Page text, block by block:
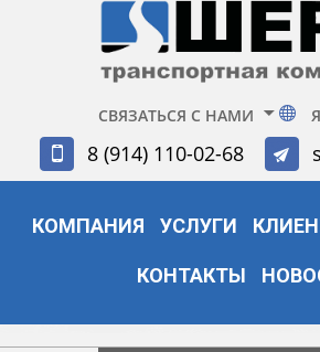
СВЯЗАТЬСЯ С НАМИ
8 (914) 110-02-68
КОМПАНИЯ УСЛУГИ
КОНТАКТЫ